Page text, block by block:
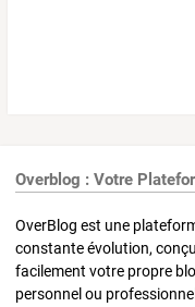
Overblog : Votre
OverBlog est une
constante évolution,
facilement votre propre
personnel ou